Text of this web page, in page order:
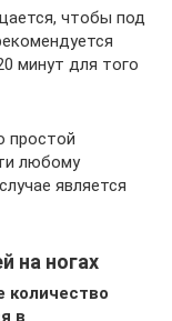
чтобы под
минут для того
простой
любому
является
на ногах
количество
в